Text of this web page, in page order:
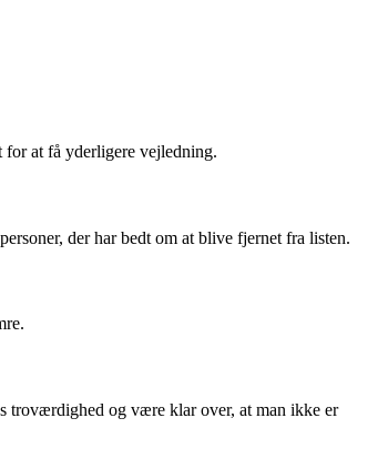
for at få yderligere vejledning.
der har bedt om at blive fjernet fra listen.
troværdighed og være klar over, at man ikke er